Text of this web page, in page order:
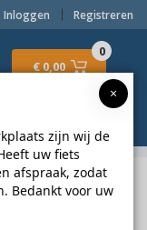
Registreren
Inloggen
0
€ 0,00
Accessoires
Basic
×
zijn wij de
uw fiets
afspraak, zodat
Bedankt voor uw